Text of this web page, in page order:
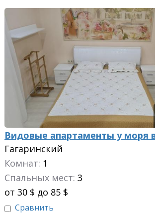
Видовые апартаменты у моря
Гагаринский
Комнат: 1
Спальных мест: 3
от 30 $ до 85 $
Сравнить